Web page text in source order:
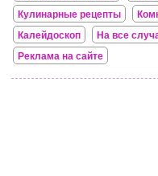
Кулинарные рецепты
Калейдоскоп
На все
Реклама на сайте